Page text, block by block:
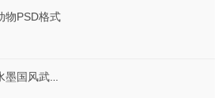
物PSD格式